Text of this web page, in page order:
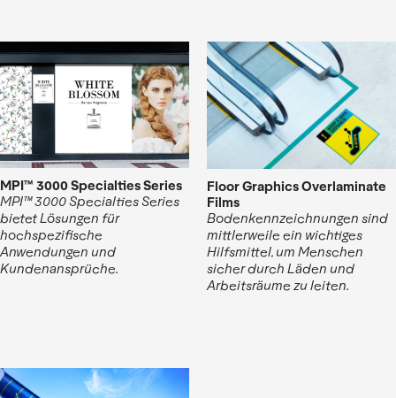
MPI™ 3000 Specialties Series
MPI™ 3000 Specialties Series
bietet Lösungen für
hochspezifische
Anwendungen und
Kundenansprüche.
Floor Graphics Overlaminate
Films
Bodenkennzeichnungen sind
mittlerweile ein wichtiges
Hilfsmittel, um Menschen
sicher durch Läden und
Arbeitsräume zu leiten.